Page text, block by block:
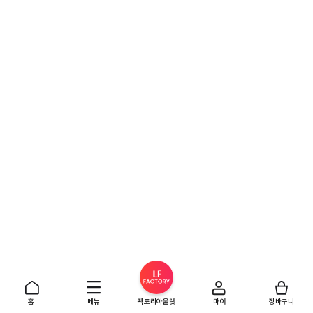
홈 메뉴 팩토리아울렛 마이 장바구니